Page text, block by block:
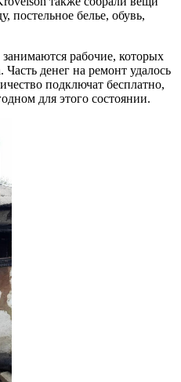
постельное белье, обувь,
рабочие, которых
денег на ремонт удалось
подключат бесплатно,
для этого состоянии.